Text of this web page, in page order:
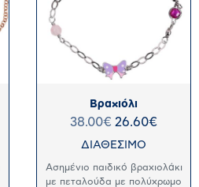
Βραχιόλι
38.00€ 26.60€
ΔΙΑΘΕΣΙΜΟ
Ασημένιο παιδικό βραχιολάκι
με πεταλούδα με πολύχρωμο